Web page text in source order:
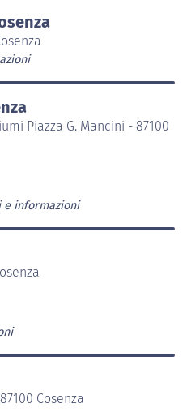
Piazza G. Mancini - 87100
e informazioni
Cosenza